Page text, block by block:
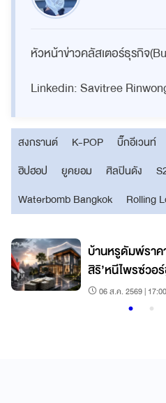
หัวหน้าข่าวคลัสเตอร์ธุรกิจ
Linkedin: Savitree
สงกรานต์ K-POP บิ๊กอีเวนท์
ฮิปฮอป
ยูคยอม ศิลปินดัง
Waterbomb Bangkok
Rolling
บ้านหรูดัมพ์ราค
สิริ’หนีไพรซ์วอ
06 ส.ค. 2569 | 17:00